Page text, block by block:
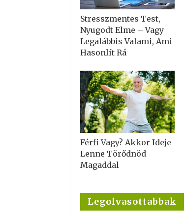
Stresszmentes Test,
Nyugodt Elme – Vagy
Legalábbis Valami, Ami
Hasonlít Rá
Férfi Vagy? Akkor Ideje
Lenne Törődnöd
Magaddal
Legolvasottabbak